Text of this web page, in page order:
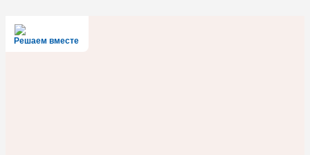
Решаем вместе